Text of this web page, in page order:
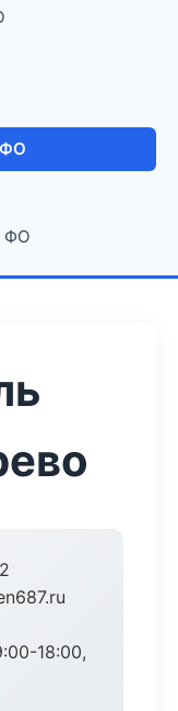
ФО
ФО
18:00,